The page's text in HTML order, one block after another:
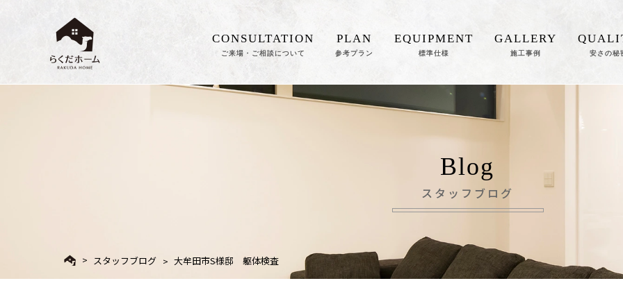
CONSULTATION
ご来場・ご相談について
PLAN
参考プラン
EQUIPMENT
標準仕様
GALLERY
施工事例 安さの秘
Blog
スタッフブログ
スタッフブログ 大牟田市S様邸 躯体検査